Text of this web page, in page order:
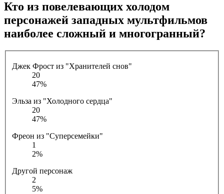
Кто из повелевающих холодом
персонажей западных мультфильмов
наиболее сложный и многогранный?
Джек Фрост из "Хранителей снов"
20
47%
Эльза из "Холодного сердца"
20
47%
Фреон из "Суперсемейки"
1
2%
Другой персонаж
2
5%